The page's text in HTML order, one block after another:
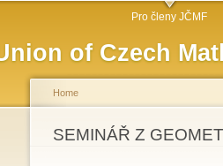
of Czech
Pro členy JČMF
You are here
Home
SEMINÁŘ Z